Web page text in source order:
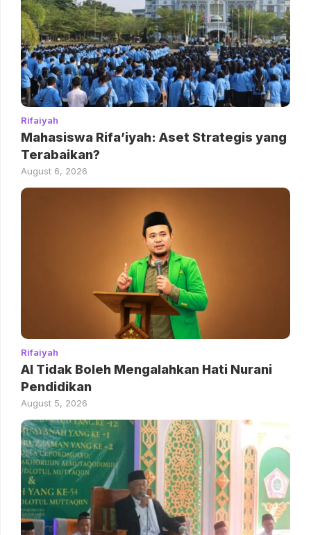
Rifaiyah
Mahasiswa Rifa’iyah: Aset Strategis yang
Terabaikan?
August 6, 2026
Rifaiyah
AI Tidak Boleh Mengalahkan Hati Nurani
Pendidikan
August 5, 2026